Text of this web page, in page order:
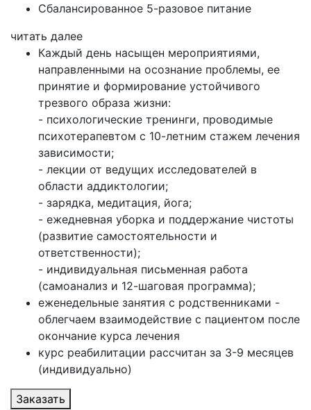
Сбалансированное 5-разовое питание
читать далее
Каждый день насыщен мероприятиями,
направленными на осознание проблемы, ее
принятие и формирование устойчивого
трезвого образа жизни:
- психологические тренинги, проводимые
психотерапевтом с 10-летним стажем лечения
зависимости;
- лекции от ведущих исследователей в
области аддиктологии;
- зарядка, медитация, йога;
- ежедневная уборка и поддержание чистоты
(развитие самостоятельности и
ответственности);
- индивидуальная письменная работа
(самоанализ и 12-шаговая программа);
еженедельные занятия с родственниками -
облегчаем взаимодействие с пациентом после
окончание курса лечения
курс реабилитации рассчитан за 3-9 месяцев
(индивидуально)
Заказать